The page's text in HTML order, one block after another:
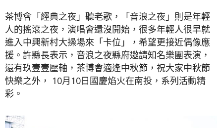
茶博會「經典之夜」聽老歌，「音浪之夜」則是年輕
人的搖滾之夜，演唱會還沒開始，很多年輕人很早就
進入中興新村大操場來「卡位」，希望更接近偶像應
援。許縣長表示，音浪之夜縣府邀請知名樂團表演，
還有玖壹壹壓軸，茶博會適逢中秋節，祝大家中秋節
快樂之外， 10月10日國慶焰火在南投，系列活動精
彩。